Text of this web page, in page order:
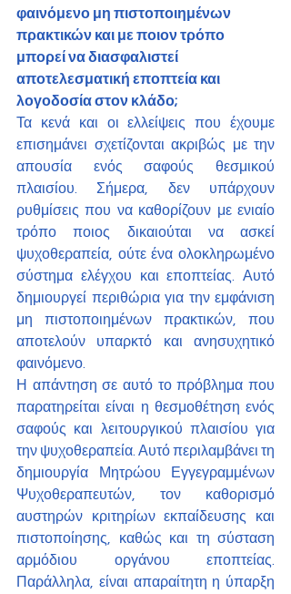
φαινόμενο μη πιστοποιημένων
πρακτικών και με ποιον τρόπο
μπορεί να διασφαλιστεί
αποτελεσματική εποπτεία και
λογοδοσία στον κλάδο;
Τα κενά και οι ελλείψεις που έχουμε
επισημάνει σχετίζονται ακριβώς με την
απουσία ενός σαφούς θεσμικού
πλαισίου. Σήμερα, δεν υπάρχουν
ρυθμίσεις που να καθορίζουν με ενιαίο
τρόπο ποιος δικαιούται να ασκεί
ψυχοθεραπεία, ούτε ένα ολοκληρωμένο
σύστημα ελέγχου και εποπτείας. Αυτό
δημιουργεί περιθώρια για την εμφάνιση
μη πιστοποιημένων πρακτικών, που
αποτελούν υπαρκτό και ανησυχητικό
φαινόμενο.
Η απάντηση σε αυτό το πρόβλημα που
παρατηρείται είναι η θεσμοθέτηση ενός
σαφούς και λειτουργικού πλαισίου για
την ψυχοθεραπεία. Αυτό περιλαμβάνει τη
δημιουργία Μητρώου Εγγεγραμμένων
Ψυχοθεραπευτών, τον καθορισμό
αυστηρών κριτηρίων εκπαίδευσης και
πιστοποίησης, καθώς και τη σύσταση
αρμόδιου οργάνου εποπτείας.
Παράλληλα, είναι απαραίτητη η ύπαρξη